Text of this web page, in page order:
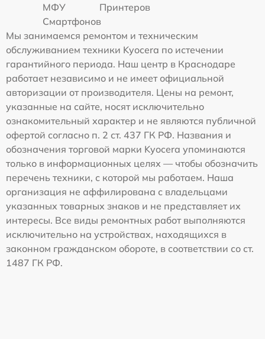
МФУ
Принтеров
Смартфонов
Мы занимаемся ремонтом и техническим
обслуживанием техники Kyocera по истечении
гарантийного периода. Наш центр в Краснодаре
работает независимо и не имеет официальной
авторизации от производителя. Цены на ремонт,
указанные на сайте, носят исключительно
ознакомительный характер и не являются публичной
офертой согласно п. 2 ст. 437 ГК РФ. Названия и
обозначения торговой марки Kyocera упоминаются
только в информационных целях — чтобы обозначить
перечень техники, с которой мы работаем. Наша
организация не аффилирована с владельцами
указанных товарных знаков и не представляет их
интересы. Все виды ремонтных работ выполняются
исключительно на устройствах, находящихся в
законном гражданском обороте, в соответствии со ст.
1487 ГК РФ.